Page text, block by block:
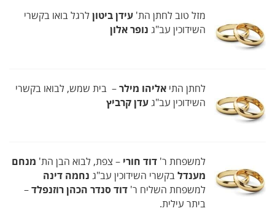
מזל טוב לחתן הת' עידן ביטוןלרגל בואו בקשרי
השידוכין עב"ג נופר אלון
לחתן התי אליהו מילר– בית שמש, לבואו בקשרי
השידוכין עב"געדן קרביץ
למשפחת ר' דוד חורי – צפת, לבוא הבן הת' מנחם
מענדלבקשרי השידוכין עב"ג נחמה דינה
למשפחת השליח ר' דוד סנדר הכהן רוזנפלד–
ביתר עילית.